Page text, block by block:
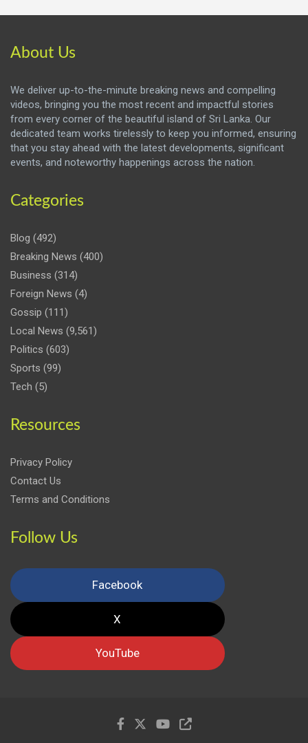
About Us
We deliver up-to-the-minute breaking news and compelling
videos, bringing you the most recent and impactful stories
from every corner of the beautiful island of Sri Lanka. Our
dedicated team works tirelessly to keep you informed, ensuring
that you stay ahead with the latest developments, significant
events, and noteworthy happenings across the nation.
Categories
Blog (492)
Breaking News (400)
Business (314)
Foreign News (4)
Gossip (111)
Local News (9,561)
Politics (603)
Sports (99)
Tech (5)
Resources
Privacy Policy
Contact Us
Terms and Conditions
Follow Us
Facebook
X
YouTube